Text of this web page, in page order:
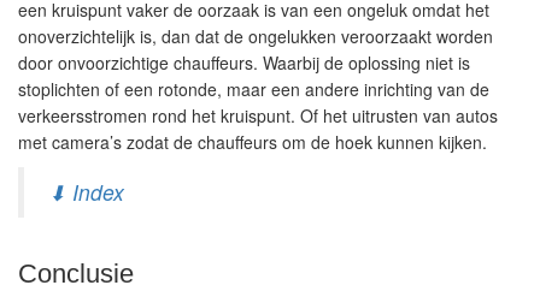
een kruispunt vaker de oorzaak is van een ongeluk omdat het
onoverzichtelijk is, dan dat de ongelukken veroorzaakt worden
door onvoorzichtige chauffeurs. Waarbij de oplossing niet is
stoplichten of een rotonde, maar een andere inrichting van de
verkeersstromen rond het kruispunt. Of het uitrusten van autos
met camera’s zodat de chauffeurs om de hoek kunnen kijken.
⬇ Index
Conclusie